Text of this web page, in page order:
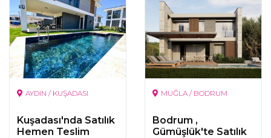
AYDIN / KUŞADASI
Kuşadası'nda Satılık
Hemen Teslim
MUĞLA / BODRUM
Bodrum ,
Gümüşlük'te Satılık